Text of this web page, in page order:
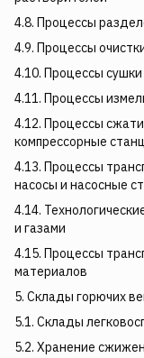
4.8. Процессы
4.9. Процессы
4.10. Процессы сушки
4.11. Процессы
4.12. Процессы
компрессорные
4.13. Процессы
насосы и насосные
4.14.
и газами
4.15. Процессы
материалов
5. Склады горючих
5.1. Склады
5.2. Хранение